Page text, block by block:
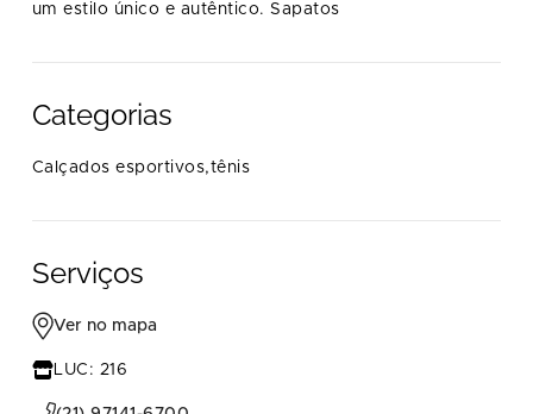
um estilo único e autêntico. Sapatos
Categorias
Calçados esportivos,tênis
Serviços
Ver no mapa
LUC: 216